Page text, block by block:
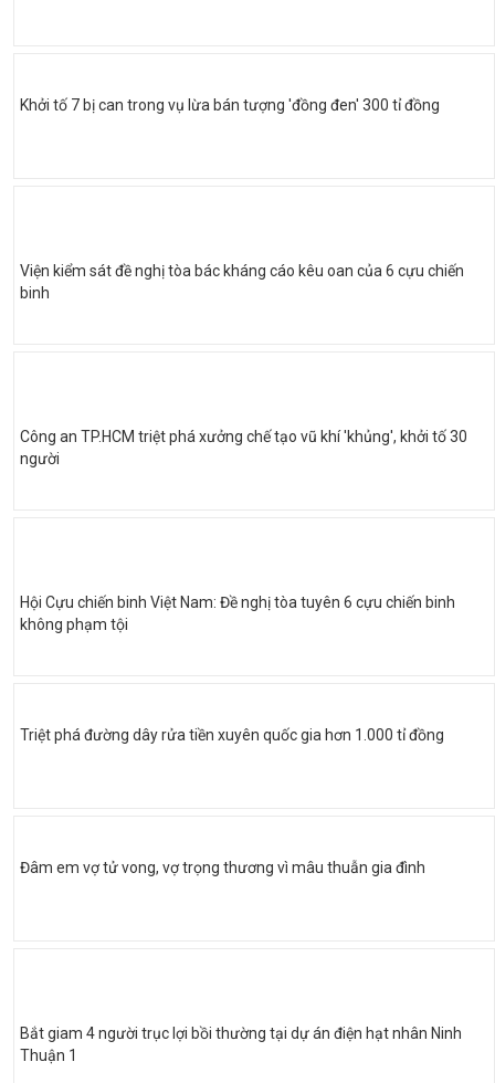
Khởi tố 7 bị can trong vụ lừa bán tượng 'đồng đen' 300 tỉ đồng
Viện kiểm sát đề nghị tòa bác kháng cáo kêu oan của 6 cựu chiến
binh
Công an TP.HCM triệt phá xưởng chế tạo vũ khí 'khủng', khởi tố 30
người
Hội Cựu chiến binh Việt Nam: Đề nghị tòa tuyên 6 cựu chiến binh
không phạm tội
Triệt phá đường dây rửa tiền xuyên quốc gia hơn 1.000 tỉ đồng
Đâm em vợ tử vong, vợ trọng thương vì mâu thuẫn gia đình
Bắt giam 4 người trục lợi bồi thường tại dự án điện hạt nhân Ninh
Thuận 1